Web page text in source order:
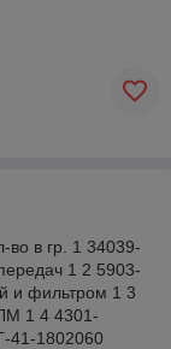
в гр. 1 34039-
1 2 5903-
и фильтром 1 3
1 4 4301-
41-1802060